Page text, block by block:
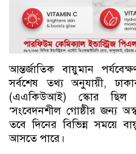
আন্তর্জাতিক বায়ুমান
সর্বশেষ তথ্য অনুযায়ী,
(এএকিউআই) স্কোর ছিল
‘সংবেদনশীল গোষ্ঠীর জন্য
তবে দিনের বিভিন্ন সময়ে
আসতে পারে।